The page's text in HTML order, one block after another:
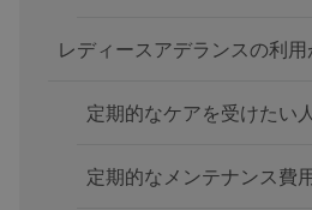
レディースアデランスの利
定期的なケアを受けたい人
定期的なメンテナンス費